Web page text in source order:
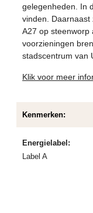
gelegenheden. In
vinden. Daarnaast
A27 op steenworp
voorzieningen
stadscentrum van
Klik voor meer
Kenmerken:
Energielabel:
Label A